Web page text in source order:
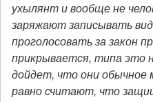
ухылянт и вообще не
заряжают записывать
проголосовать за закон
прикрывается, типа это
дойдет, что они обычное
равно считают, что